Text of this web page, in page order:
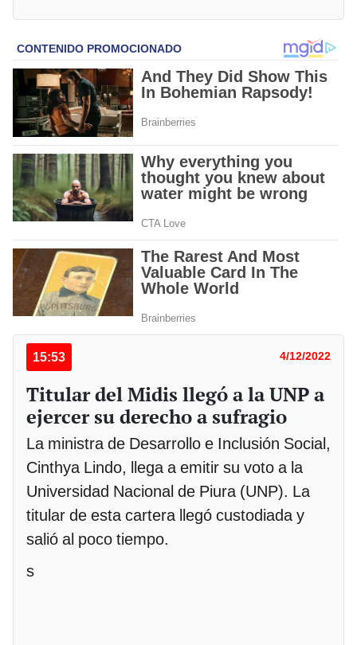
15:53 4/12/2022
Titular del Midis llegó a la UNP a
ejercer su derecho a sufragio
La ministra de Desarrollo e Inclusión Social,
Cinthya Lindo, llega a emitir su voto a la
Universidad Nacional de Piura (UNP). La
titular de esta cartera llegó custodiada y
salió al poco tiempo.
s